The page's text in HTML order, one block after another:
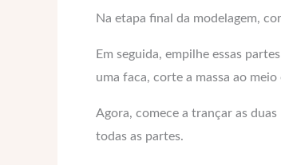
Na etapa final da modelagem,
Em seguida, empilhe essas
uma faca, corte a massa ao
Agora, comece a trançar as
todas as partes.